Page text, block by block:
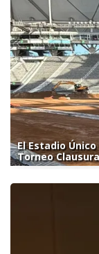
El Estadio
Torneo